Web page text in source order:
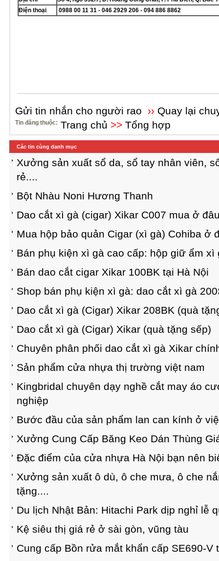
Điện thoại
0988 00 11 31 - 046 2929 206 - 094 886 8862
Gửi tin nhắn cho người rao ›› Quay lại
Tin đăng thuộc: Trang chủ >> Tổng hợp
Các tin cùng danh mục
Xưởng sản xuất sổ da, sổ tay nhân viên,
rẻ....
Bột Nhàu Noni Hương Thanh
Dao cắt xì gà (cigar) Xikar C007 mua ở
Mua hộp bảo quản Cigar (xì gà) Cohiba ở
Bán phụ kiện xì gà cao cấp: hộp giữ ẩm xì
Bán dao cắt cigar Xikar 100BK tại Hà Nội
Shop bán phụ kiện xì gà: dao cắt xì gà
Dao cắt xì gà (Cigar) Xikar 208BK (quà
Dao cắt xì gà (Cigar) Xikar (quà tặng sếp)
Chuyên phân phối dao cắt xì gà Xikar
Sản phẩm cửa nhựa thị trường việt nam
Kingbridal chuyên dạy nghề cắt may áo
nghiệp
Bước đầu của sản phẩm lan can kính ở
Xưởng Cung Cấp Băng Keo Dán Thùng
Đặc điểm của cửa nhựa Hà Nội bạn nên
Xưởng sản xuất ô dù, ô che mưa, ô che
tặng....
Du lịch Nhật Bản: Hitachi Park dịp nghỉ lễ
Kệ siêu thị giá rẻ ở sài gòn, vũng tàu
Cung cấp Bồn rửa mắt khẩn cấp SE690-V